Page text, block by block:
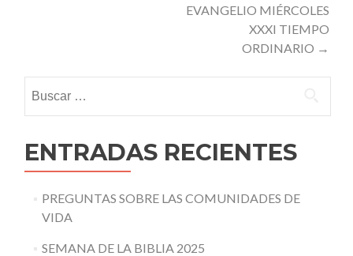
EVANGELIO MIÉRCOLES
XXXI TIEMPO
ORDINARIO →
ENTRADAS RECIENTES
PREGUNTAS SOBRE LAS COMUNIDADES DE
VIDA
SEMANA DE LA BIBLIA 2025